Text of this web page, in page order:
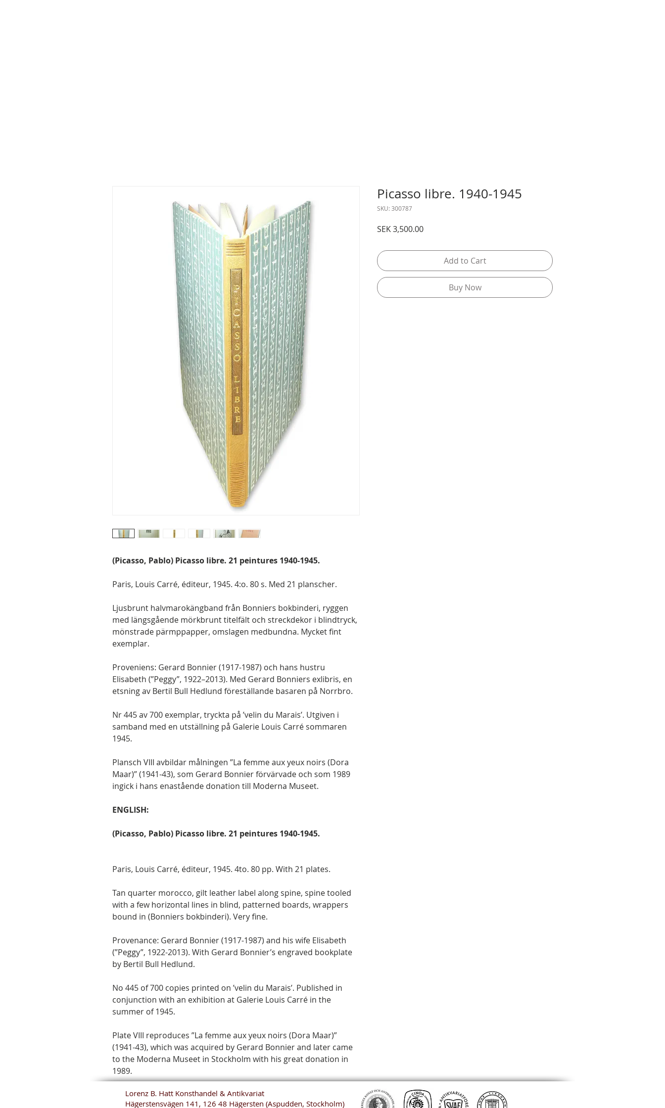
(Picasso, Pablo) Picasso libre. 21 peintures 1940-1945.
Paris, Louis Carré, éditeur, 1945. 4:o. 80 s. Med 21 planscher.
Ljusbrunt halvmarokängband från Bonniers bokbinderi, ryggen
med längsgående mörkbrunt titelfält och streckdekor i blindtryck,
mönstrade pärmppapper, omslagen medbundna. Mycket fint
exemplar.
Proveniens: Gerard Bonnier (1917-1987) och hans hustru
Elisabeth (”Peggy”, 1922–2013). Med Gerard Bonniers exlibris, en
etsning av Bertil Bull Hedlund föreställande basaren på Norrbro.
Nr 445 av 700 exemplar, tryckta på ’velin du Marais’. Utgiven i
samband med en utställning på Galerie Louis Carré sommaren
1945.
Plansch VIII avbildar målningen ”La femme aux yeux noirs (Dora
Maar)” (1941-43), som Gerard Bonnier förvärvade och som 1989
ingick i hans enastående donation till Moderna Museet.
ENGLISH:
(Picasso, Pablo) Picasso libre. 21 peintures 1940-1945.
Paris, Louis Carré, éditeur, 1945. 4to. 80 pp. With 21 plates.
Tan quarter morocco, gilt leather label along spine, spine tooled
with a few horizontal lines in blind, patterned boards, wrappers
bound in (Bonniers bokbinderi). Very fine.
Provenance: Gerard Bonnier (1917-1987) and his wife Elisabeth
(”Peggy”, 1922-2013). With Gerard Bonnier’s engraved bookplate
by Bertil Bull Hedlund.
No 445 of 700 copies printed on ’velin du Marais’. Published in
conjunction with an exhibition at Galerie Louis Carré in the
summer of 1945.
Plate VIII reproduces ”La femme aux yeux noirs (Dora Maar)”
(1941-43), which was acquired by Gerard Bonnier and later came
to the Moderna Museet in Stockholm with his great donation in
1989.
Picasso libre. 1940-1945
SKU: 300787
SEK 3,500.00Price
Add to Cart
Buy Now
Lorenz B. Hatt Konsthandel & Antikvariat
Hägerstensvägen 141, 126 48 Hägersten (Aspudden, Stockholm)